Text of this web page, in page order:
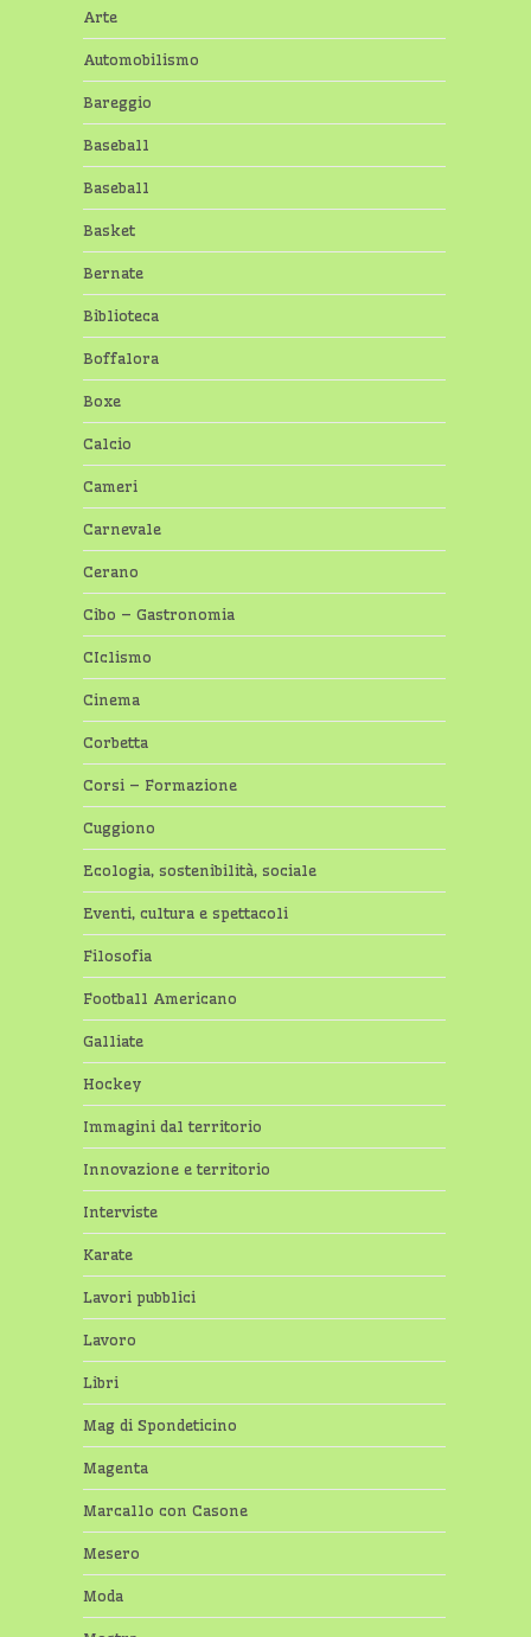
Arte
Automobilismo
Bareggio
Baseball
Baseball
Basket
Bernate
Biblioteca
Boffalora
Boxe
Calcio
Cameri
Carnevale
Cerano
Cibo – Gastronomia
CIclismo
Cinema
Corbetta
Corsi – Formazione
Cuggiono
Ecologia, sostenibilità, sociale
Eventi, cultura e spettacoli
Filosofia
Football Americano
Galliate
Hockey
Immagini dal territorio
Innovazione e territorio
Interviste
Karate
Lavori pubblici
Lavoro
Libri
Mag di Spondeticino
Magenta
Marcallo con Casone
Mesero
Moda